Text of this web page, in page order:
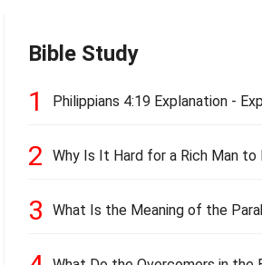
Bible Study
1
Philippians 4:19 Explanation -
2
Why Is It Hard for a Rich Man to
3
What Is the Meaning of the